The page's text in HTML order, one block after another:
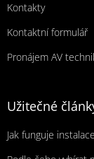
Kontakty
Kontaktní formulář
Pronájem AV
Užitečné
Jak funguje